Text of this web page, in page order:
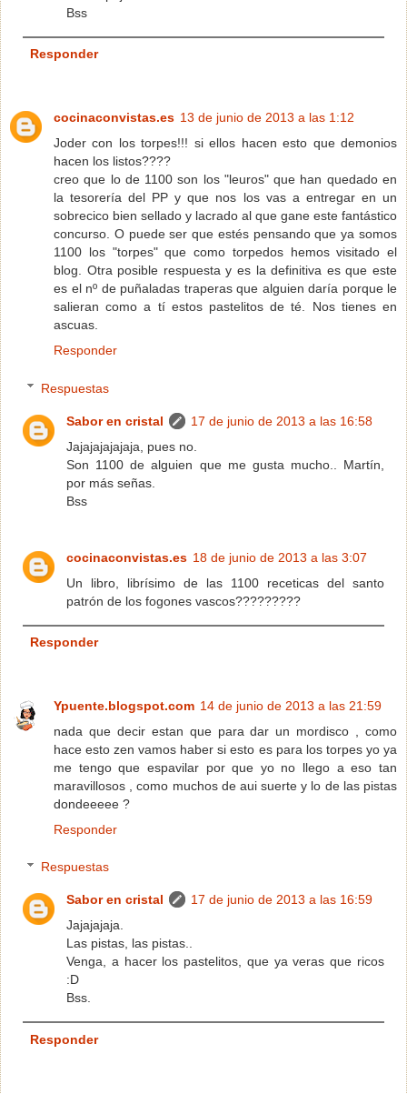
Bss
Responder
cocinaconvistas.es 13 de junio de 2013 a las 1:12
Joder con los torpes!!! si ellos hacen esto que demonios
hacen los listos????
creo que lo de 1100 son los "leuros" que han quedado en
la tesorería del PP y que nos los vas a entregar en un
sobrecico bien sellado y lacrado al que gane este fantástico
concurso. O puede ser que estés pensando que ya somos
1100 los "torpes" que como torpedos hemos visitado el
blog. Otra posible respuesta y es la definitiva es que este
es el nº de puñaladas traperas que alguien daría porque le
salieran como a tí estos pastelitos de té. Nos tienes en
ascuas.
Responder
Respuestas
Sabor en cristal
17 de junio de 2013 a las 16:58
Jajajajajajaja, pues no.
Son 1100 de alguien que me gusta mucho.. Martín,
por más señas.
Bss
cocinaconvistas.es 18 de junio de 2013 a las 3:07
Un libro, librísimo de las 1100 receticas del santo
patrón de los fogones vascos?????????
Responder
Ypuente.blogspot.com 14 de junio de 2013 a las 21:59
nada que decir estan que para dar un mordisco , como
hace esto zen vamos haber si esto es para los torpes yo ya
me tengo que espavilar por que yo no llego a eso tan
maravillosos , como muchos de aui suerte y lo de las pistas
dondeeeee ?
Responder
Respuestas
Sabor en cristal
17 de junio de 2013 a las 16:59
Jajajajaja.
Las pistas, las pistas..
Venga, a hacer los pastelitos, que ya veras que ricos
:D
Bss.
Responder